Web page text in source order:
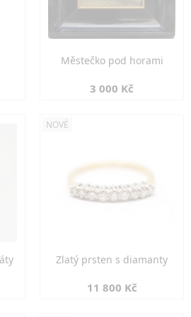
Městečko pod horami
3 000 Kč
NOVÉ
Zlatý prsten s diamanty
11 800 Kč